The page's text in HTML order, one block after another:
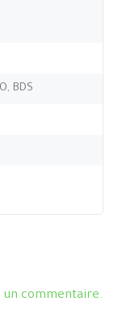
BDS
commentaire.